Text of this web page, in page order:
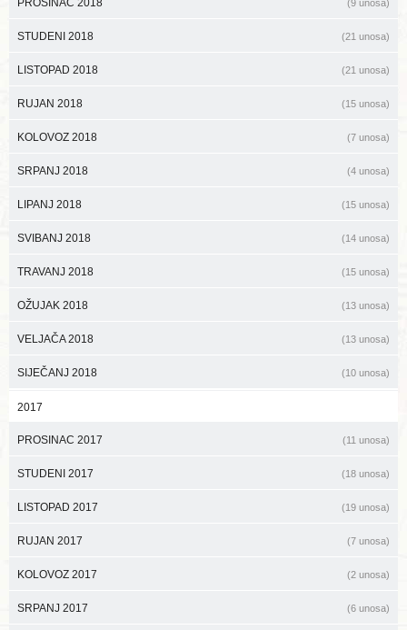
PROSINAC 2018 (9 unosa)
STUDENI 2018 (21 unosa)
LISTOPAD 2018 (21 unosa)
RUJAN 2018 (15 unosa)
KOLOVOZ 2018 (7 unosa)
SRPANJ 2018 (4 unosa)
LIPANJ 2018 (15 unosa)
SVIBANJ 2018 (14 unosa)
TRAVANJ 2018 (15 unosa)
OŽUJAK 2018 (13 unosa)
VELJAČA 2018 (13 unosa)
SIJEČANJ 2018 (10 unosa)
2017
PROSINAC 2017 (11 unosa)
STUDENI 2017 (18 unosa)
LISTOPAD 2017 (19 unosa)
RUJAN 2017 (7 unosa)
KOLOVOZ 2017 (2 unosa)
SRPANJ 2017 (6 unosa)